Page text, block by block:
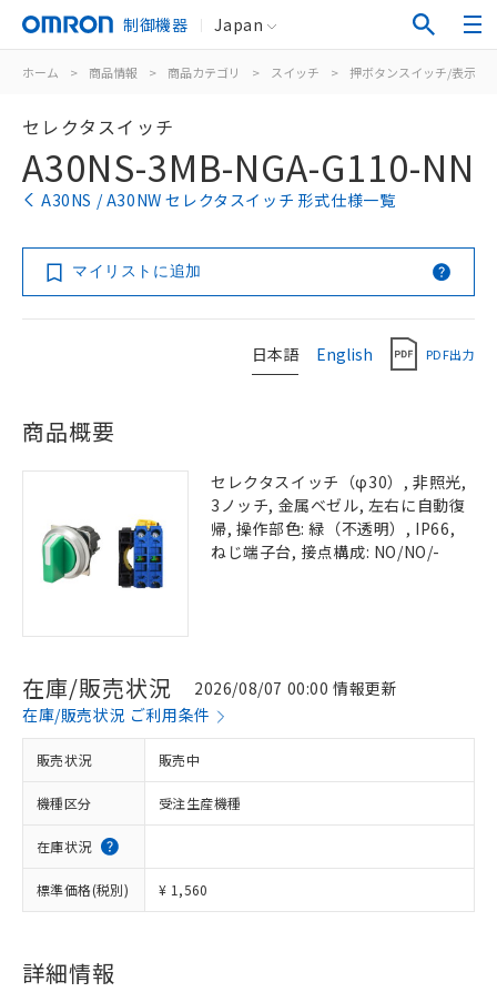
制御機器 Japan
ホーム > 商品情報 > 商品カテゴリ > スイッチ > 押ボタンスイッチ/表示灯
セレクタスイッチ
A30NS-3MB-NGA-G110-NN
A30NS / A30NW セレクタスイッチ 形式仕様一覧
マイリストに追加
日本語 English PDF出力
商品概要
セレクタスイッチ（φ30）, 非照光,
3ノッチ, 金属ベゼル, 左右に自動復
帰, 操作部色: 緑（不透明）, IP66,
ねじ端子台, 接点構成: NO/NO/-
在庫/販売状況
2026/08/07 00:00 情報更新
在庫/販売状況 ご利用条件
販売状況 販売中
機種区分 受注生産機種
在庫状況
標準価格(税別) ¥ 1,560
詳細情報